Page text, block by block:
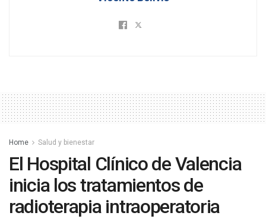
Home Salud y bienestar
El Hospital Clínico de Valencia
inicia los tratamientos de
radioterapia intraoperatoria